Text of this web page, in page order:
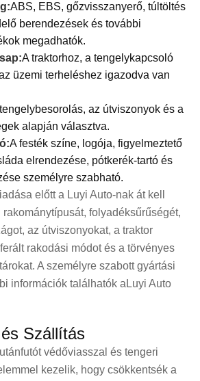
ABS, EBS, gőzvisszanyerő, túltöltés
berendezések és további
megadhatók.
A traktorhoz, a tengelykapcsoló
üzemi terheléshez igazodva van
az útviszonyok és a
alapján választva.
A festék színe, logója, figyelmeztető
elrendezése, pótkerék-tartó és
személyre szabható.
előtt a Luyi Auto-nak át kell
folyadéksűrűségét,
az útviszonyokat, a traktor
rakodási módot és a törvényes
A személyre szabott gyártási
információk találhatók a Luyi Auto
Szállítás
védőviasszal és tengeri
kezelik, hogy csökkentsék a